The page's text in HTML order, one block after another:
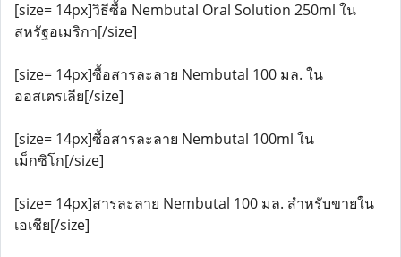
[size= 14px]วิธีซื้อ Nembutal Oral Solution 250ml ใน
สหรัฐอเมริกา[/size]
[size= 14px]ซื้อสารละลาย Nembutal 100 มล. ใน
ออสเตรเลีย[/size]
[size= 14px]ซื้อสารละลาย Nembutal 100ml ใน
เม็กซิโก[/size]
[size= 14px]สารละลาย Nembutal 100 มล. สำหรับขายใน
เอเชีย[/size]